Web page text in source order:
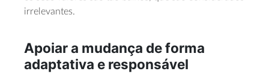
irrelevantes.
Apoiar a mudança de forma
adaptativa e responsável